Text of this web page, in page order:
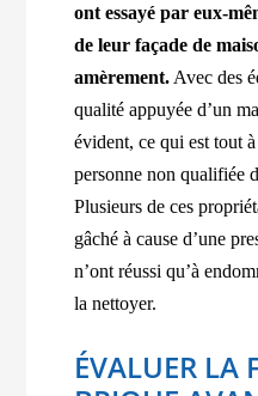
ont essayé par eux-
de leur façade de
amèrement. Avec des
qualité appuyée d’un
évident, ce qui est tout
personne non qualifiée
Plusieurs de ces
gâché à cause d’une
n’ont réussi qu’à
la nettoyer.
ÉVALUER LA